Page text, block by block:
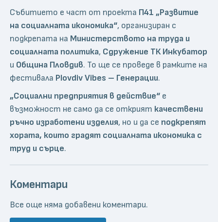
Събитието е част от проекта П41 „Развитие
на социалната икономика“, организиран с
подкрепата на Министерството на труда и
социалната политика, Сдружение ТК Инкубатор
и Община Пловдив. То ще се проведе в рамките на
фестивала Plovdiv Vibes – Генерации.
„Социални предприятия в действие“ е
възможност не само да се открият качествени
ръчно изработени изделия, но и да се подкрепят
хората, които градят социалната икономика с
труд и сърце.
Коментари
Все още няма добавени коментари.